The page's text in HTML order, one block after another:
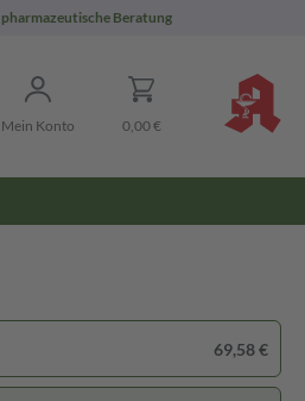
pharmazeutische Beratung
Mein Konto 0,00 €
69,58 €